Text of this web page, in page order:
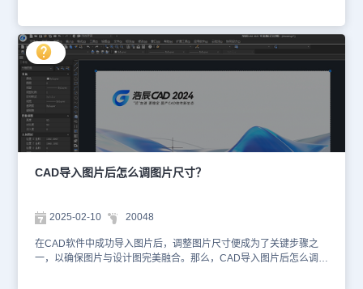
如果图片本身带有边框（如扫描图纸的黑边），需要在导入CAD前用
图像处理软件预处理。处理完成后，再重新导入CAD，边框即消失。
2、关闭CAD中图片的参照边框浩辰CAD默认会为插入的图片显示一
个可编辑的矩形边框（用于选中或调整图片）。关闭方法如下：方法
1：命令行设置（1）在命令行输入IMAGEFRAME，按回车键确认。
输入选项：0：完全关闭边框（图片不可选中）。1：显示边框（默
认，边框可打印）。2：显示边框但不打印。（2）在命令行提示中输
入新值0，再次按回车键确认。此时，图片的边框将被隐藏，且在打
印时也不会显示边框。方法2：通过菜单修改（1）打开菜单栏在浩辰
CAD的菜单栏中，依次点击【修改】—【对象】—【图像】—【边
框】。（2）修改边框参数在弹出的对话框或命令行提示中，将边框
件中去除图片边框的方法步骤了，如果大家在设计过程中遇到CAD导
入图片后想要去除边框的问题时，可以参考本文来进行操作。
CAD导入图片后怎么调图片尺寸？
2025-02-10 20048
在CAD软件中成功导入图片后，调整图片尺寸便成为了关键步骤之
一，以确保图片与设计图完美融合。那么，CAD导入图片后怎么调图